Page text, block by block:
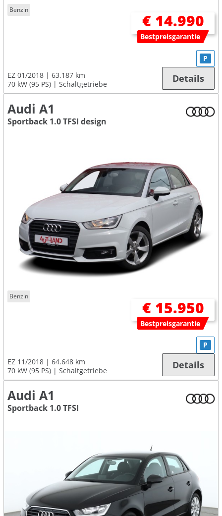
Benzin
€ 14.990
Bestpreisgarantie
EZ 01/2018
63.187 km
70 kW (95 PS)
Schaltgetriebe
P
Details
Audi A1
Sportback 1.0 TFSI design
Benzin
€ 15.950
Bestpreisgarantie
EZ 11/2018
64.648 km
70 kW (95 PS)
Schaltgetriebe
P
Details
Audi A1
Sportback 1.0 TFSI